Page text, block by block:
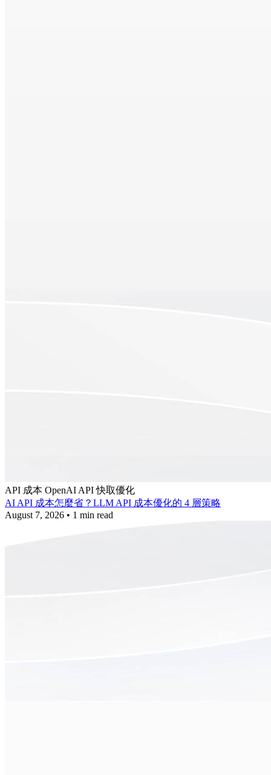
API 成本 OpenAI API 快取優化
AI API 成本怎麼省？LLM API 成本優化的 4 層策略
August 7, 2026 • 1 min read